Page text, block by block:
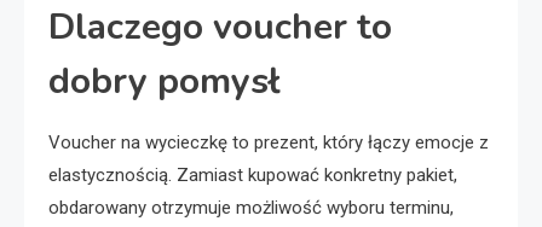
Dlaczego voucher to
dobry pomysł
Voucher na wycieczkę to prezent, który łączy emocje z
elastycznością. Zamiast kupować konkretny pakiet,
obdarowany otrzymuje możliwość wyboru terminu,